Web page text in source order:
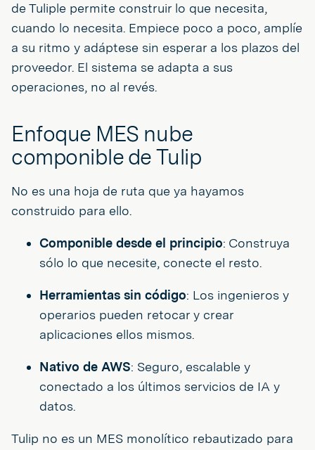
de Tuliple permite construir lo que necesita,
cuando lo necesita. Empiece poco a poco, amplíe
a su ritmo y adáptese sin esperar a los plazos del
proveedor. El sistema se adapta a sus
operaciones, no al revés.
Enfoque MES nube
componible de Tulip
No es una hoja de ruta que ya hayamos
construido para ello.
Componible desde el principio: Construya
sólo lo que necesite, conecte el resto.
Herramientas sin código: Los ingenieros y
operarios pueden retocar y crear
aplicaciones ellos mismos.
Nativo de AWS: Seguro, escalable y
conectado a los últimos servicios de IA y
datos.
Tulip no es un MES monolítico rebautizado para